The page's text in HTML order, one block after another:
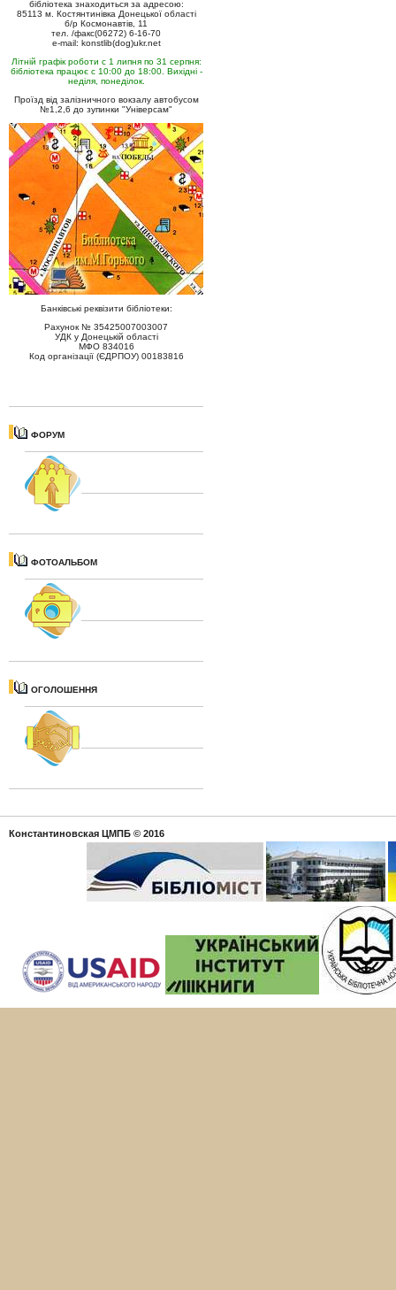
бібліотека знаходиться за адресою:
85113 м. Костянтинівка Донецької області
б/р Космонавтів, 11
тел. /факс(06272) 6-16-70
e-mail: konstlib(dog)ukr.net
Літній графік роботи с 1 липня по 31 серпня:
бібліотека працює с 10:00 до 18:00. Вихідні -
неділя, понеділок.
Проїзд від залізничного вокзалу автобусом
№1,2,6 до зупинки "Універсам"
Банківські реквізити бібліотеки:
Рахунок № 35425007003007
УДК у Донецькій області
МФО 834016
Код організації (ЄДРПОУ) 00183816
ФОРУМ
ФОТОАЛЬБОМ
ОГОЛОШЕННЯ
Константиновская ЦМПБ © 2016